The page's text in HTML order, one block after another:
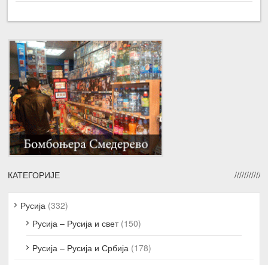
КАТЕГОРИЈЕ
Русија (332)
Русија – Русија и свет(150)
Русија – Русија и Србија (178)